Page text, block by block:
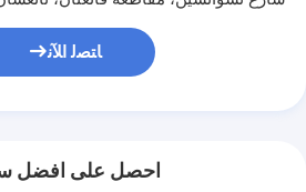
ﺎﺘﺼﻟ ﺍﻶﻧ
احصل على افضل